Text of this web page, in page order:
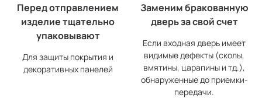
Перед отправлением
изделие тщательно
упаковывают
Для защиты покрытия и
декоративных панелей
Заменим бракованную
дверь за свой счет
Если входная дверь имеет
видимые дефекты (сколы,
вмятины, царапины и тд.),
обнаруженные до приемки-
передачи.